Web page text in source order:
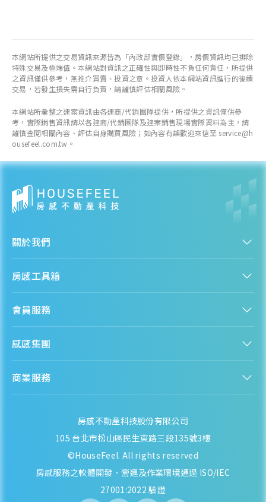
本網站所提供之交易資訊來源皆為「內政部實價登錄」，房價資訊均已排除
特殊交易及極端值。本網站對資訊之正確性與即時性不負任何責任，所提供
之資訊僅供參考，無推介買賣、投資之意。投資人依本網站資訊進行的後續
交易，若發生損失需自行負責，請謹慎評估相關風險。
本網站所彙整之建案資訊由各建商/代銷團隊提供，所提供之資訊僅供參
考，實際銷售資訊請以各建商/代銷團隊及建案銷售現場實際資料為主，請
謹慎查閱相關內容、評估自身購買風險；如內容有誤歡迎來信至 service@h
ousefeel.com.tw。
關於我們
人才招募
隱私政策
資訊安全政策
聯絡我們
房感工具箱
購屋能力試算
熱門區域分析
房產知識庫
會員服務
會員專區
感感集團
房感 HouseFeel
檬檬商城 Lemongrocery
商業服務
房感不動產科技股份有限公司
105 台北市松山區民生東路三段135號3樓
©HouseFeel. All rights reserved
房感服務之軟體開發、營運及作業環境通過 ISO/IEC
27001:2022 驗證